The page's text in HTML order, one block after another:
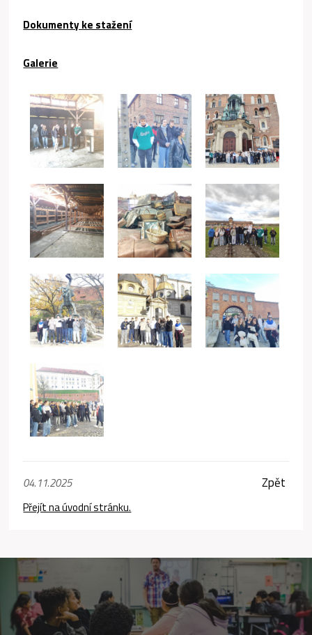
Dokumenty ke stažení
Galerie
04.11.2025 Zpět
Přejít na úvodní stránku.